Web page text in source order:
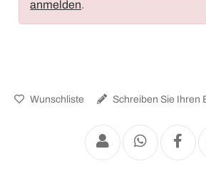
anmelden.
Wunschliste Schreiben Sie Ihren